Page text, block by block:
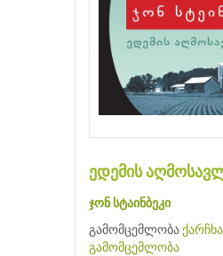
ედემის
ჯონ სტაინბეკი
გამომცემლობა
გამომცემლობა